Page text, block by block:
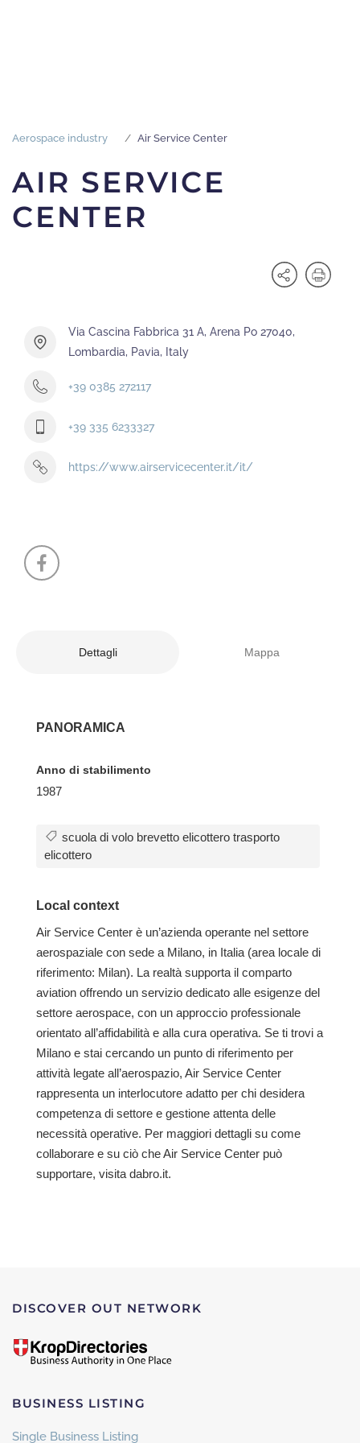
Aerospace industry Air Service Center
AIR SERVICE
CENTER
Via Cascina Fabbrica 31 A, Arena Po 27040,
Lombardia, Pavia, Italy
+39 0385 272117
+39 335 6233327
https://www.airservicecenter.it/it/
Dettagli Mappa
PANORAMICA
Anno di stabilimento
1987
scuola di volo brevetto elicottero trasporto
elicottero
Local context
Air Service Center è un’azienda operante nel settore
aerospaziale con sede a Milano, in Italia (area locale di
riferimento: Milan). La realtà supporta il comparto
aviation offrendo un servizio dedicato alle esigenze del
settore aerospace, con un approccio professionale
orientato all’affidabilità e alla cura operativa. Se ti trovi a
Milano e stai cercando un punto di riferimento per
attività legate all’aerospazio, Air Service Center
rappresenta un interlocutore adatto per chi desidera
competenza di settore e gestione attenta delle
necessità operative. Per maggiori dettagli su come
collaborare e su ciò che Air Service Center può
supportare, visita dabro.it.
DISCOVER OUT NETWORK
BUSINESS LISTING
Single Business Listing